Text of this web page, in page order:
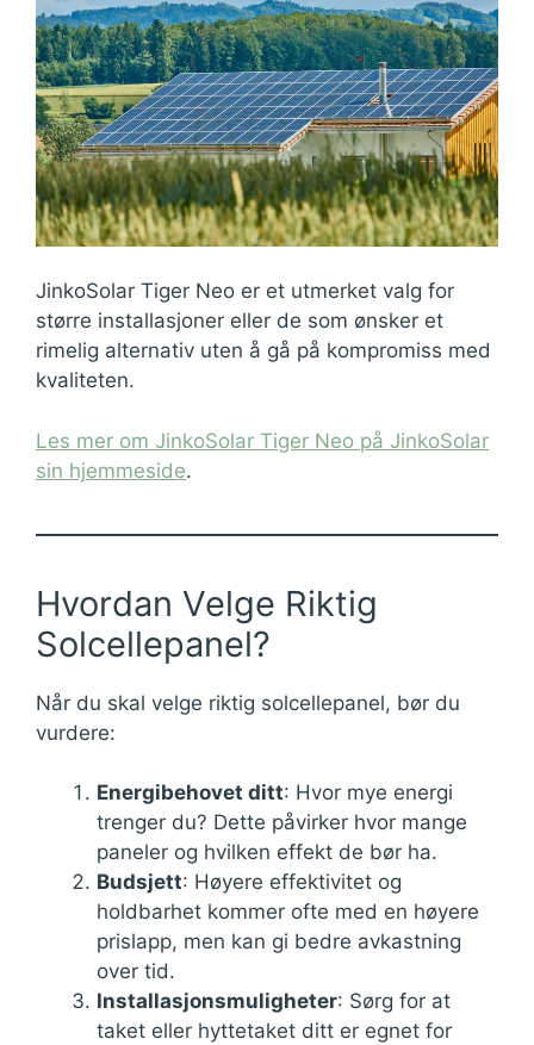
JinkoSolar Tiger Neo er et utmerket valg for
større installasjoner eller de som ønsker et
rimelig alternativ uten å gå på kompromiss med
kvaliteten.
Les mer om JinkoSolar Tiger Neo på JinkoSolar
sin hjemmeside.
Hvordan Velge Riktig
Solcellepanel?
Når du skal velge riktig solcellepanel, bør du
vurdere:
Energibehovet ditt: Hvor mye energi
trenger du? Dette påvirker hvor mange
paneler og hvilken effekt de bør ha.
Budsjett: Høyere effektivitet og
holdbarhet kommer ofte med en høyere
prislapp, men kan gi bedre avkastning
over tid.
Installasjonsmuligheter: Sørg for at
taket eller hyttetaket ditt er egnet for